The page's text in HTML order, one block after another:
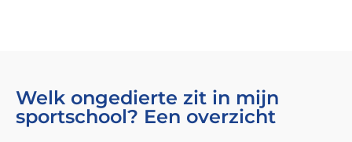
Welk ongedierte zit in mijn
sportschool? Een overzicht